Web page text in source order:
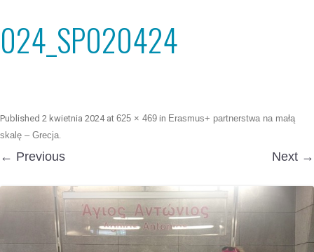
024_SP020424
Published 2 kwietnia 2024at 625 × 469 in Erasmus+ partnerstwa na małą
skalę – Grecja.
← Previous Next →